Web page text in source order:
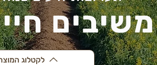
משיבים
לקטלוג